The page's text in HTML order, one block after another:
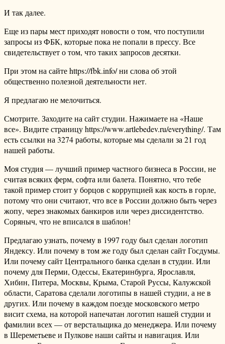
И так далее.
Еще из пары мест приходят новости о том, что поступили
запросы из ФБК, которые пока не попали в прессу. Все
свидетельствует о том, что таких запросов десятки.
При этом на сайте https://fbk.info/ ни слова об этой
общественно полезной деятельности нет.
Я предлагаю не мелочиться.
Смотрите. Заходите на сайт студии. Нажимаете на «Наше
все». Видите страницу https://www.artlebedev.ru/everything/. Там
есть ссылки на 3274 работы, которые мы сделали за 21 год
нашей работы.
Моя студия — лучший пример частного бизнеса в России, не
считая всяких ферм, софта или балета. Понятно, что тебе
такой пример стоит у борцов с коррупцией как кость в горле,
потому что они считают, что все в России должно быть через
жопу, через знакомых банкиров или через диссидентство.
Соряныч, что не вписался в шаблон!
Предлагаю узнать, почему в 1997 году был сделан логотип
Яндексу. Или почему в том же году был сделан сайт Госдумы.
Или почему сайт Центрального банка сделан в студии. Или
почему для Перми, Одессы, Екатеринбурга, Ярославля,
Хибин, Питера, Москвы, Крыма, Старой Руссы, Калужской
области, Саратова сделали логотипы в нашей студии, а не в
других. Или почему в каждом поезде московского метро
висит схема, на которой напечатан логотип нашей студии и
фамилии всех — от верстальщика до менеджера. Или почему
в Шереметьеве и Пулкове наши сайты и навигация. Или